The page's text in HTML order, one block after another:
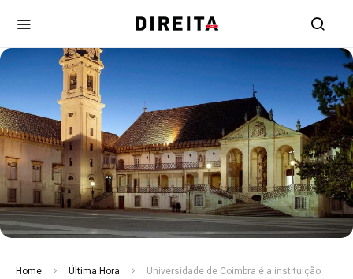
Home Última Hora
Universidade de Coimbra é a instituição